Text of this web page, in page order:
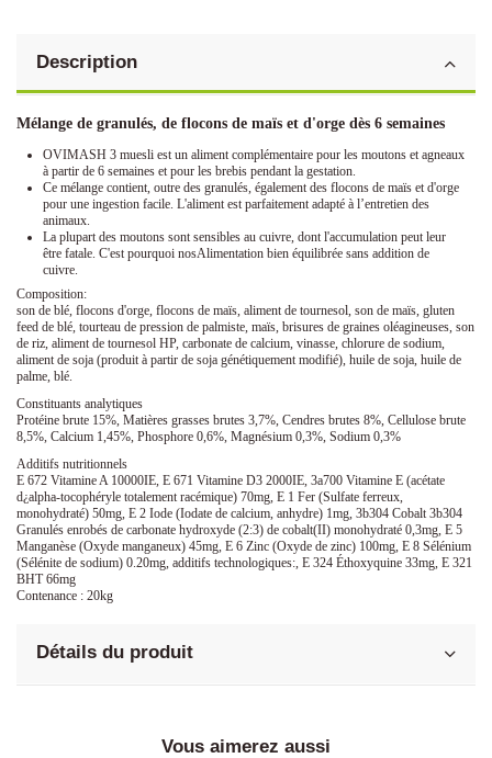
Description
Mélange de granulés, de flocons de maïs et d'orge dès 6 semaines
OVIMASH 3 muesli est un aliment complémentaire pour les moutons et agneaux
à partir de 6 semaines et pour les brebis pendant la gestation.
Ce mélange contient, outre des granulés, également des flocons de maïs et d'orge
pour une ingestion facile. L'aliment est parfaitement adapté à l’entretien des
animaux.
La plupart des moutons sont sensibles au cuivre, dont l'accumulation peut leur
être fatale. C'est pourquoi nosAlimentation bien équilibrée sans addition de
cuivre.
Composition:
son de blé, flocons d'orge, flocons de maïs, aliment de tournesol, son de maïs, gluten
feed de blé, tourteau de pression de palmiste, maïs, brisures de graines oléagineuses, son
de riz, aliment de tournesol HP, carbonate de calcium, vinasse, chlorure de sodium,
aliment de soja (produit à partir de soja génétiquement modifié), huile de soja, huile de
palme, blé.
Constituants analytiques
Protéine brute 15%, Matières grasses brutes 3,7%, Cendres brutes 8%, Cellulose brute
8,5%, Calcium 1,45%, Phosphore 0,6%, Magnésium 0,3%, Sodium 0,3%
Additifs nutritionnels
E 672 Vitamine A 10000IE, E 671 Vitamine D3 2000IE, 3a700 Vitamine E (acétate
d¿alpha-tocophéryle totalement racémique) 70mg, E 1 Fer (Sulfate ferreux,
monohydraté) 50mg, E 2 Iode (Iodate de calcium, anhydre) 1mg, 3b304 Cobalt 3b304
Granulés enrobés de carbonate hydroxyde (2:3) de cobalt(II) monohydraté 0,3mg, E 5
Manganèse (Oxyde manganeux) 45mg, E 6 Zinc (Oxyde de zinc) 100mg, E 8 Sélénium
(Sélénite de sodium) 0.20mg, additifs technologiques:, E 324 Éthoxyquine 33mg, E 321
BHT 66mg
Contenance : 20kg
Détails du produit
Vous aimerez aussi